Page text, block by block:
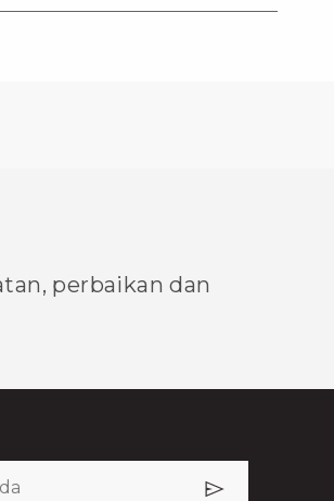
perbaikan dan